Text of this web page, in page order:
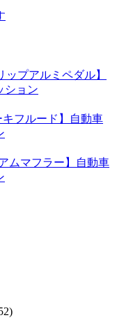
ップアルミペダル】
ション
キフルード】自動車
ムマフラー】自動車